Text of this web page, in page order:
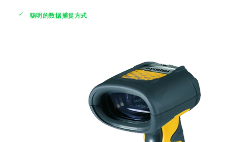
 聪明的数据捕捉方式